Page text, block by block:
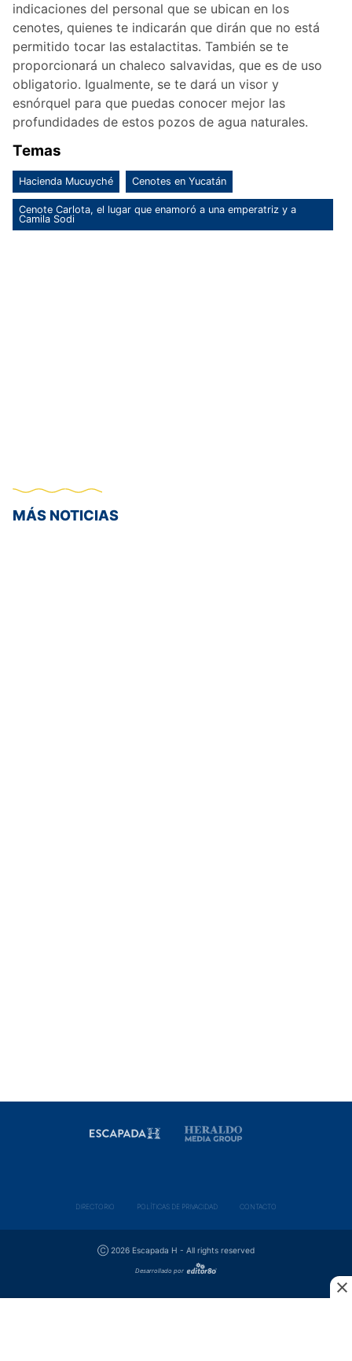
indicaciones del personal que se ubican en los
cenotes, quienes te indicarán que dirán que no está
permitido tocar las estalactitas. También se te
proporcionará un chaleco salvavidas, que es de uso
obligatorio. Igualmente, se te dará un visor y
esnórquel para que puedas conocer mejor las
profundidades de estos pozos de agua naturales.
Temas
Hacienda Mucuyché Cenotes en Yucatán
Cenote Carlota, el lugar que enamoró a una emperatriz y a
Camila Sodi
MÁS NOTICIAS
DIRECTORIO POLÍ­TICAS DE PRIVACIDAD CONTACTO
Ⓒ 2026 Escapada H - All rights reserved
Desarrollado por